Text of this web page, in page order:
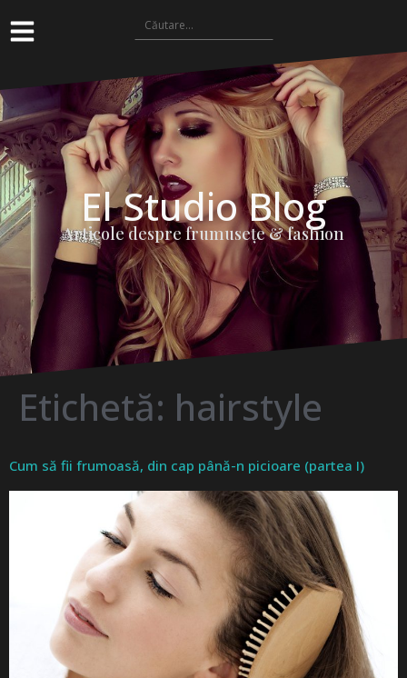
El Studio Blog
Articole despre frumuseţe & fashion
Etichetă: hairstyle
Cum să fii frumoasă, din cap până-n picioare (partea I)